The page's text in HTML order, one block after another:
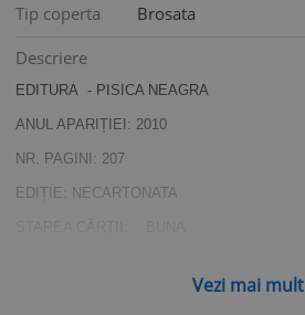
Tip coperta
Brosata
Descriere
EDITURA - PISICA NEAGRA
ANUL APARIȚIEI: 2010
NR. PAGINI: 207
EDIȚIE: NECARTONATA
Vezi mai mult